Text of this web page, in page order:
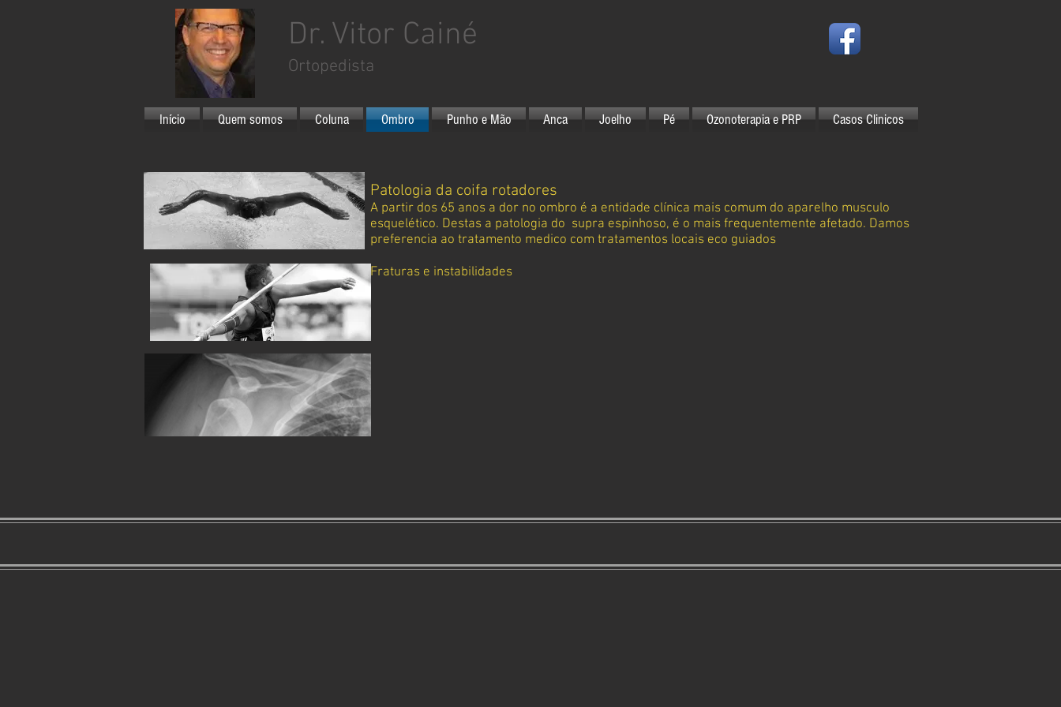
Dr. Vitor Cainé
Ortopedista
Início Quem somos Coluna Ombro Punho e Mão Anca Joelho Pé Ozonoterapia e PRP Casos Clinicos
Patologia da coifa rotadores
A partir dos 65 anos a dor no ombro é a entidade clínica mais comum do aparelho musculo
esquelético. Destas a patologia do supra espinhoso, é o mais frequentemente afetado. Damos
preferencia ao tratamento medico com tratamentos locais eco guiados
Fraturas e instabilidades